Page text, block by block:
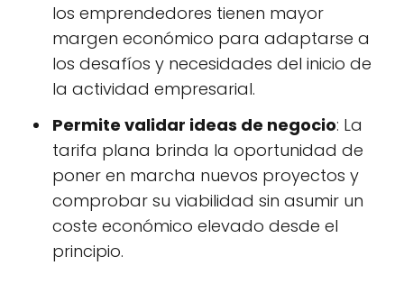
los emprendedores tienen mayor
margen económico para adaptarse a
los desafíos y necesidades del inicio de
la actividad empresarial.
Permite validar ideas de negocio: La
tarifa plana brinda la oportunidad de
poner en marcha nuevos proyectos y
comprobar su viabilidad sin asumir un
coste económico elevado desde el
principio.